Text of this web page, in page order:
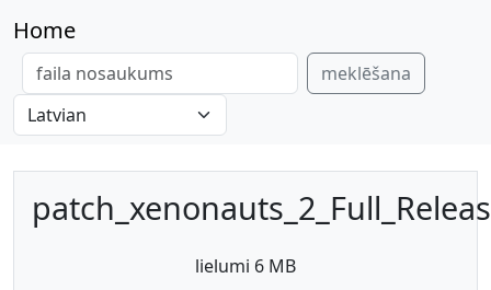
Home
meklēšana
lielumi 6 MB